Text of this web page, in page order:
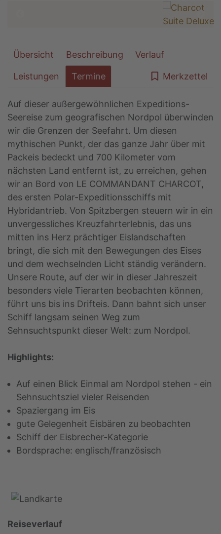
Übersicht Beschreibung Verlauf
Leistungen Termine Merkzettel
Auf dieser außergewöhnlichen Expeditions-
Seereise zum geografischen Nordpol überwinden
wir die Grenzen der Seefahrt. Um diesen
mythischen Punkt, der das ganze Jahr über mit
Packeis bedeckt und 700 Kilometer vom
nächsten Land entfernt ist, zu erreichen, gehen
wir an Bord von LE COMMANDANT CHARCOT,
des ersten Polar-Expeditionsschiffs mit
Hybridantrieb. Von Spitzbergen steuern wir in ein
unvergessliches Kreuzfahrterlebnis, das uns
mitten ins Herz prächtiger Eislandschaften
bringt, die sich mit den Bewegungen des Eises
und dem wechselnden Licht ständig verändern.
Unsere Route, auf der wir in dieser Jahreszeit
besonders viele Tierarten beobachten können,
führt uns bis ins Drifteis. Dann bahnt sich unser
Schiff langsam seinen Weg zum
Sehnsuchtspunkt dieser Welt: zum Nordpol.
Highlights:
Auf einen Blick Einmal am Nordpol stehen - ein
Sehnsuchtsziel vieler Reisenden
Spaziergang im Eis
gute Gelegenheit Eisbären zu beobachten
Schiff der Eisbrecher-Kategorie
Bordsprache: englisch/französisch
Reiseverlauf